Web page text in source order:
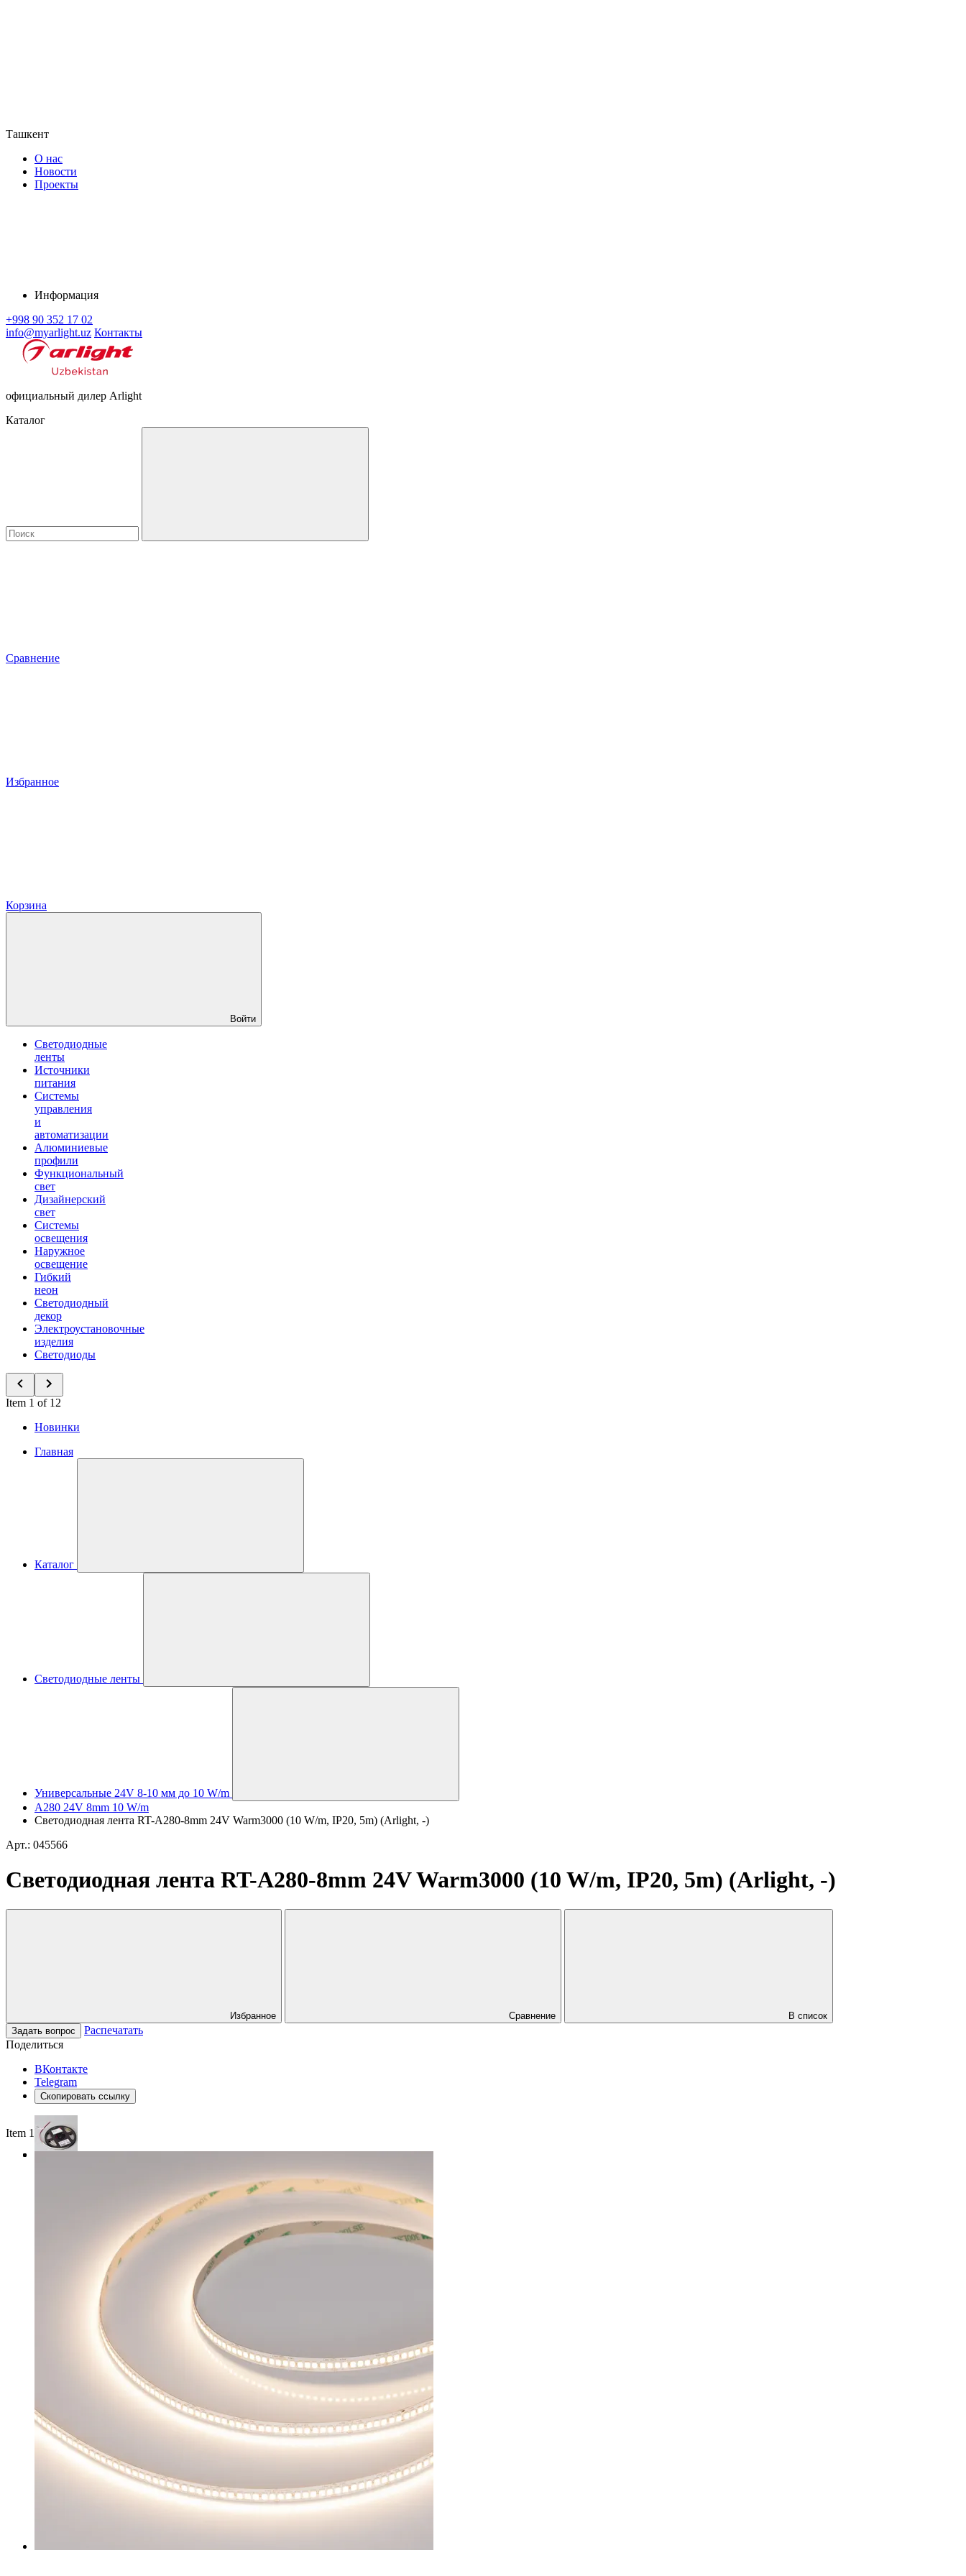
Ташкент
О нас
Новости
Проекты
Информация
+998 90 352 17 02
info@myarlight.uz Контакты
официальный дилер Arlight
Каталог
Сравнение
Избранное
Корзина
Войти
Светодиодные
ленты
Источники
питания
Системы
управления
и
автоматизации
Алюминиевые
профили
Функциональный
свет
Дизайнерский
свет
Системы
освещения
Наружное
освещение
Гибкий
неон
Светодиодный
декор
Электроустановочные
изделия
Светодиоды
Item 1 of 12
Новинки
Главная
Каталог
Светодиодные ленты
Универсальные 24V 8-10 мм до 10 W/m
A280 24V 8mm 10 W/m
Светодиодная лента RT-A280-8mm 24V Warm3000 (10 W/m, IP20, 5m) (Arlight, -)
Арт.: 045566
Светодиодная лента RT-A280-8mm 24V Warm3000 (10 W/m, IP20, 5m) (Arlight, -)
Избранное Сравнение
В список
Задать вопрос
Распечатать
Поделиться
ВКонтакте
Telegram
Скопировать ссылку
Item 1 of 3